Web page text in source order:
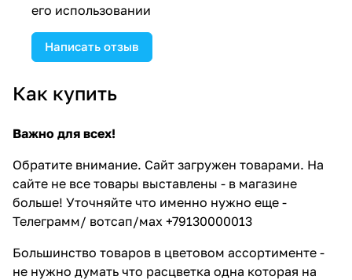
его использовании
Написать отзыв
Как купить
Важно для всех!
Обратите внимание. Сайт загружен товарами. На
сайте не все товары выставлены - в магазине
больше! Уточняйте что именно нужно еще -
Телеграмм/ вотсап/мах +79130000013
Большинство товаров в цветовом ассортименте -
не нужно думать что расцветка одна которая на